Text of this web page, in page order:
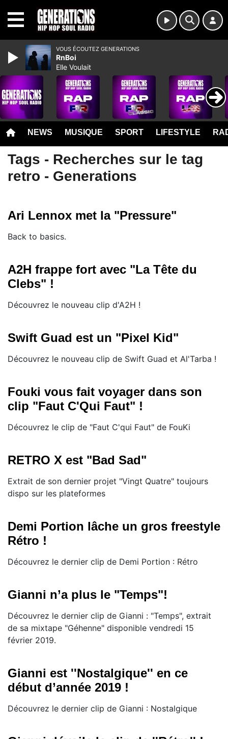
NEWS MUSIQUE SPORT LIFESTYLE
Tags - Recherches sur le tag
retro - Generations
Ari Lennox met la "Pressure"
Back to basics.
A2H frappe fort avec "La Tête du
Clebs" !
Découvrez le nouveau clip d'A2H !
Swift Guad est un "Pixel Kid"
Découvrez le nouveau clip de Swift Guad et Al'Tarba !
Fouki vous fait voyager dans son
clip "Faut C'Qui Faut" !
Découvrez le clip de "Faut C'qui Faut" de FouKi
RETRO X est "Bad Sad"
Extrait de son dernier projet "Vingt Quatre" toujours
dispo sur les plateformes
Demi Portion lâche un gros freestyle
Rétro !
Découvrez le dernier clip de Demi Portion : Rétro
Gianni n’a plus le "Temps"!
Découvrez le dernier clip de Gianni : "Temps", extrait
de sa mixtape "Géhenne" disponible vendredi 15
février 2019.
Gianni est ''Nostalgique'' en ce
début d’année 2019 !
Découvrez le dernier clip de Gianni : Nostalgique
VOUS ÉCOUTEZ GENERATIONS
RnBoi
Elle Voulait